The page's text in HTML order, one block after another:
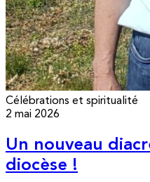
Célébrations et spiritualité
2 mai 2026
Un nouveau
diocèse !